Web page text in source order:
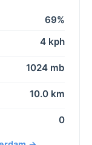
69%
4 kph
1024 mb
10.0 km
0